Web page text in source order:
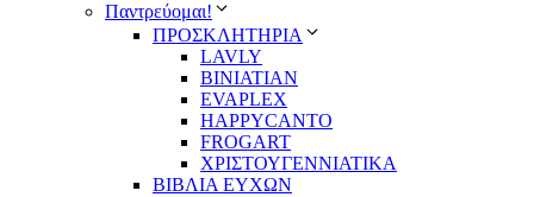
Παντρεύομαι!
ΠΡΟΣΚΛΗΤΗΡΙΑ
LAVLY
BINIATIAN
EVAPLEX
HAPPYCANTO
FROGART
ΧΡΙΣΤΟΥΓΕΝΝΙΑΤΙΚΑ
ΒΙΒΛΙΑ ΕΥΧΩΝ